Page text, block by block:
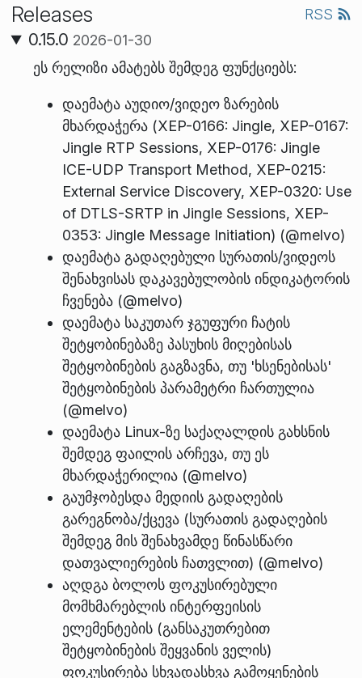
Releases RSS
0.15.0 2026-01-30
ეს რელიზი ამატებს შემდეგ ფუნქციებს:
დაემატა აუდიო/ვიდეო ზარების
მხარდაჭერა (XEP-0166: Jingle, XEP-0167:
Jingle RTP Sessions, XEP-0176: Jingle
ICE-UDP Transport Method, XEP-0215:
External Service Discovery, XEP-0320: Use
of DTLS-SRTP in Jingle Sessions, XEP-
0353: Jingle Message Initiation) (@melvo)
დაემატა გადაღებული სურათის/ვიდეოს
შენახვისას დაკავებულობის ინდიკატორის
ჩვენება (@melvo)
დაემატა საკუთარ ჯგუფური ჩატის
შეტყობინებაზე პასუხის მიღებისას
შეტყობინების გაგზავნა, თუ 'ხსენებისას'
შეტყობინების პარამეტრი ჩართულია
(@melvo)
დაემატა Linux-ზე საქაღალდის გახსნის
შემდეგ ფაილის არჩევა, თუ ეს
მხარდაჭერილია (@melvo)
გაუმჯობესდა მედიის გადაღების
გარეგნობა/ქცევა (სურათის გადაღების
შემდეგ მის შენახვამდე წინასწარი
დათვალიერების ჩათვლით) (@melvo)
აღდგა ბოლოს ფოკუსირებული
მომხმარებლის ინტერფეისის
ელემენტების (განსაკუთრებით
შეტყობინების შეყვანის ველის)
ფოკუსირება სხვადასხვა გამოყენების